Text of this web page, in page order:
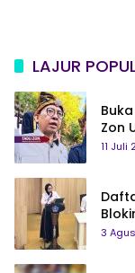
LAJUR
Zon
11 Juli
3